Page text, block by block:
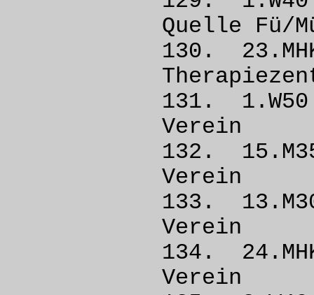
Quelle
130.
131.
132.
133.
134.